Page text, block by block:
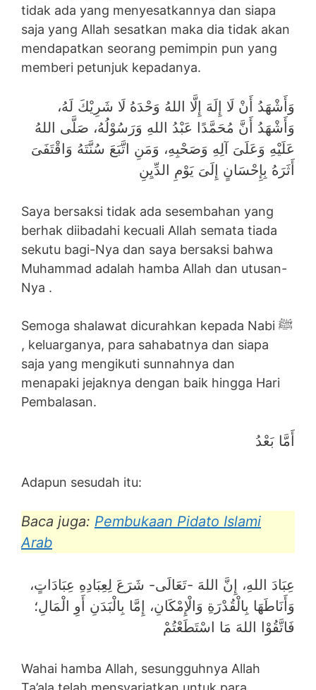
tidak ada yang menyesatkannya dan siapa
saja yang Allah sesatkan maka dia tidak akan
mendapatkan seorang pemimpin pun yang
memberi petunjuk kepadanya.
وَأَشْهَدُ أَنْ لَا إِلَهَ إِلَّا اللهُ وَحْدَهُ لَا شَرِيْكَ لَهُ،
وَأَشْهَدُ أَنَّ مُحَمَّدًا عَبْدُ اللهِ وَرَسُوْلُهُ، صَلَّى اللهُ
عَلَيْهِ وَعَلَىَ آلِهِ وَصَحْبِهِ، وَمَنِ اتَّبَعَ سُنَّتَهُ وَاقْتَفَىَ
أَثَرَهُ بِإِحْسَانٍ إِلَىَ يَوْمِ الدِّيِنِ
Saya bersaksi tidak ada sesembahan yang
berhak diibadahi kecuali Allah semata tiada
sekutu bagi-Nya dan saya bersaksi bahwa
Muhammad adalah hamba Allah dan utusan-
Nya .
Semoga shalawat dicurahkan kepada Nabi ﷺ
, keluarganya, para sahabatnya dan siapa
saja yang mengikuti sunnahnya dan
menapaki jejaknya dengan baik hingga Hari
Pembalasan.
أَمَّا بَعْدُ
Adapun sesudah itu:
Baca juga: Pembukaan Pidato Islami
Arab
عِبَادَ اللهِ، إِنَّ اللهَ -تَعَالَى- شَرَعَ لِعِبَادِهِ عِبَادَاتٍ،
وَأَنَاطَهَا بِالْقُدْرَةِ وَالْإِمْكَانِ، إِمَّا بِالْبَدَنِ أَوِ الْمَالِ؛
فَاتَّقُوْا اللهَ مَا اسْتَطَعْتُمْ
Wahai hamba Allah, sesungguhnya Allah